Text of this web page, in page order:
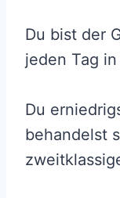
Du bist der
jeden Tag
Du
behandelst